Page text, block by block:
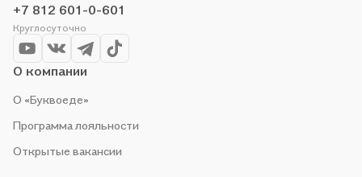
понравившуюся историю по приятной цене. Например,
организуем конкурсы и проводим акции. Оставайтесь с нами,
чтобы не упустить выгоду!
+7 812 601-0-601
Круглосуточно
О компании
О «Буквоеде»
Программа лояльности
Открытые вакансии